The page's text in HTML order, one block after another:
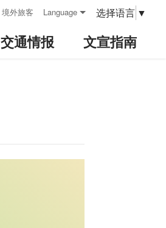
境外旅客 Language 选择语言 ▼
交通情报 文宣指南